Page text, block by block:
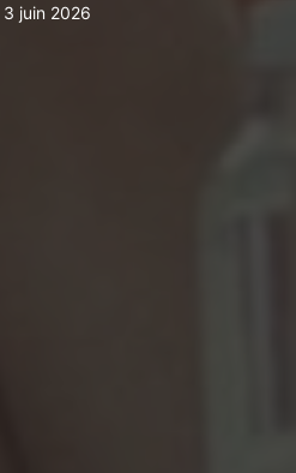
3 juin 2026